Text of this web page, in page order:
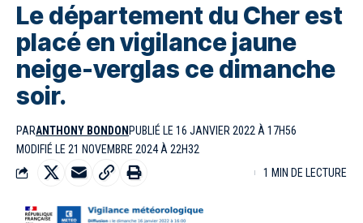
Le département du Cher est
placé en vigilance jaune
neige-verglas ce dimanche
soir.
PARANTHONY BONDON PUBLIÉ LE 16 JANVIER 2022 À 17H56
MODIFIÉ LE 21 NOVEMBRE 2024 À 22H32
1 MIN DE LECTURE